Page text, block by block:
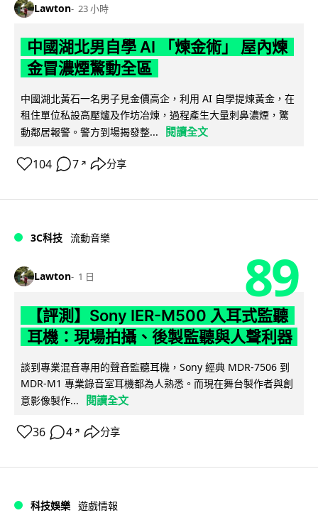
Lawton 23 小時
中國湖北男自學 AI 「煉金術」 屋內煉
金冒濃煙驚動全區
中國湖北黃石一名男子見金價高企，利用 AI 自學提煉黃金，在
租住單位私設高壓爐及作坊冶煉，過程產生大量刺鼻濃煙，驚
動鄰居報警。警方到場揭發整...
閱讀全文
104 7 ↗ 分享
3C科技 流動音樂
Lawton 1 日 89
【評測】Sony IER-M500 入耳式監聽
耳機：現場拍攝、後製監聽與人聲利器
談到專業混音專用的聲音監聽耳機，Sony 經典 MDR-7506 到
MDR-M1 專業錄音室耳機都為人熟悉。而現在舞台製作者與創
意影像製作...
閱讀全文
36 4 ↗ 分享
科技娛樂 遊戲情報